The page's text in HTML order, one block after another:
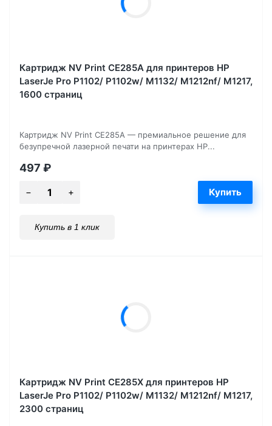
Картридж NV Print CE285A для принтеров HP
LaserJe Pro P1102/ P1102w/ M1132/ M1212nf/ М1217,
1600 страниц
Картридж NV Print CE285A — премиальное решение для
безупречной лазерной печати на принтерах HP...
497 ₽
Купить в 1 клик
Картридж NV Print CE285X для принтеров HP
LaserJe Pro P1102/ P1102w/ M1132/ M1212nf/ М1217,
2300 страниц